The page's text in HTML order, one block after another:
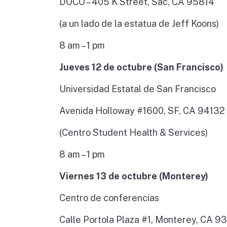
(a un lado de la estatua de Jeff Koons)
8 am – 1 pm
Jueves 12 de octubre (San Francisco)
Universidad Estatal de San Francisco
Avenida Holloway #1600, SF, CA 94132
(Centro Student Health & Services)
8 am – 1 pm
Viernes 13 de octubre (Monterey)
Centro de conferencias
Calle Portola Plaza #1, Monterey, CA